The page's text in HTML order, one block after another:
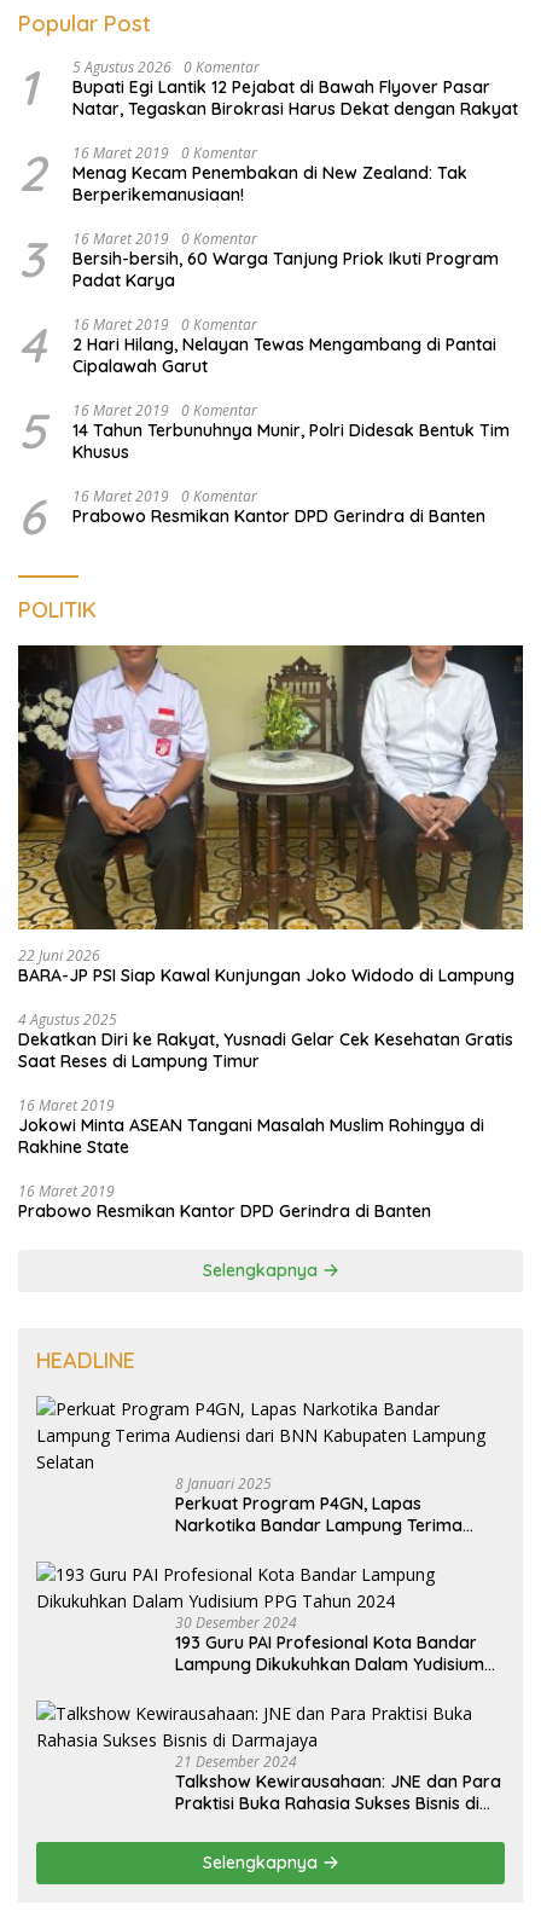
Popular Post
1 5 Agustus 2026 0 Komentar
Bupati Egi Lantik 12 Pejabat di Bawah Flyover Pasar
Natar, Tegaskan Birokrasi Harus Dekat dengan Rakyat
2 16 Maret 2019 0 Komentar
Menag Kecam Penembakan di New Zealand: Tak
Berperikemanusiaan!
3 16 Maret 2019 0 Komentar
Bersih-bersih, 60 Warga Tanjung Priok Ikuti Program
Padat Karya
4 16 Maret 2019 0 Komentar
2 Hari Hilang, Nelayan Tewas Mengambang di Pantai
Cipalawah Garut
5 16 Maret 2019 0 Komentar
14 Tahun Terbunuhnya Munir, Polri Didesak Bentuk Tim
Khusus
6 16 Maret 2019 0 Komentar
Prabowo Resmikan Kantor DPD Gerindra di Banten
POLITIK
22 Juni 2026
BARA-JP PSI Siap Kawal Kunjungan Joko Widodo di Lampung
4 Agustus 2025
Dekatkan Diri ke Rakyat, Yusnadi Gelar Cek Kesehatan Gratis
Saat Reses di Lampung Timur
16 Maret 2019
Jokowi Minta ASEAN Tangani Masalah Muslim Rohingya di
Rakhine State
16 Maret 2019
Prabowo Resmikan Kantor DPD Gerindra di Banten
Selengkapnya
HEADLINE
8 Januari 2025
Perkuat Program P4GN, Lapas
Narkotika Bandar Lampung Terima
Selatan
30 Desember 2024
193 Guru PAI Profesional Kota Bandar
Lampung Dikukuhkan Dalam Yudisium
21 Desember 2024
Talkshow Kewirausahaan: JNE dan Para
Praktisi Buka Rahasia Sukses Bisnis di
Selengkapnya